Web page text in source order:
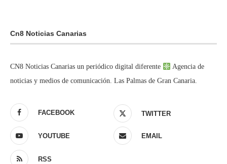
Cn8 Noticias Canarias
CN8 Noticias Canarias un periódico digital diferente
Agencia de
noticias y medios de comunicación. Las Palmas de Gran Canaria.
FACEBOOK TWITTER
YOUTUBE EMAIL
RSS